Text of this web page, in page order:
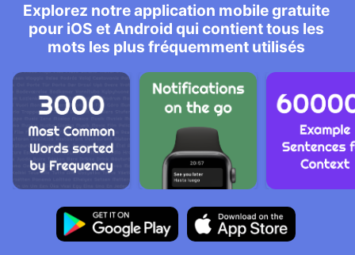
Explorez notre application mobile gratuite
pour iOS et Android qui contient tous les
mots les plus fréquemment utilisés